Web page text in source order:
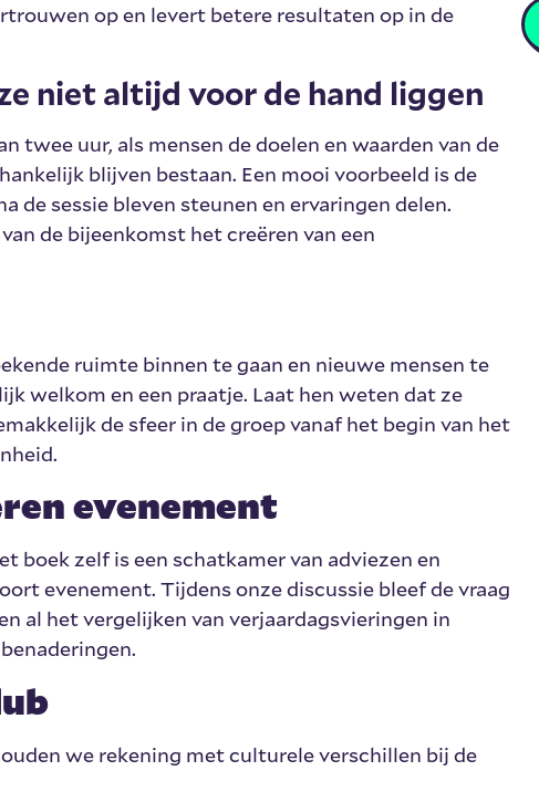
op en levert betere resultaten op in de
niet altijd voor de hand liggen
twee uur, als mensen de doelen en waarden van de
blijven bestaan. Een mooi voorbeeld is de
de sessie bleven steunen en ervaringen delen.
de bijeenkomst het creëren van een
ruimte binnen te gaan en nieuwe mensen te
welkom en een praatje. Laat hen weten dat ze
de sfeer in de groep vanaf het begin van het
evenement
boek zelf is een schatkamer van adviezen en
evenement. Tijdens onze discussie bleef de vraag
al het vergelijken van verjaardagsvieringen in
we rekening met culturele verschillen bij de